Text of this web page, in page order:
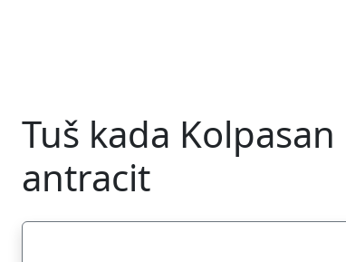
Tuš kada
antracit